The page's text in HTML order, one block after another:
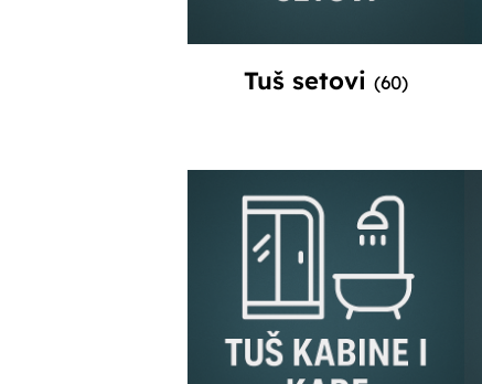
Tuš setovi (60)